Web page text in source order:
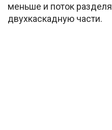
меньше и поток
двухкаскадную части.